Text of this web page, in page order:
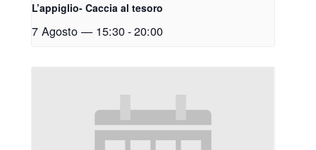
L’appiglio- Caccia al tesoro
7 Agosto — 15:30-20:00